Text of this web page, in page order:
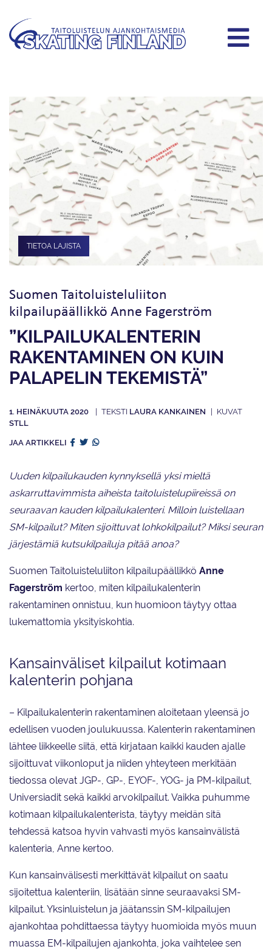
TIETOA LAJISTA
Suomen Taitoluisteluliiton
kilpailupäällikkö Anne Fagerström
”KILPAILUKALENTERIN
RAKENTAMINEN ON KUIN
PALAPELIN TEKEMISTÄ”
1. HEINÄKUUTA 2020
LAURA KANKAINEN
STLL
JAA ARTIKKELI
Uuden kilpailukauden kynnyksellä yksi mieltä
askarruttavimmista aiheista taitoluistelupiireissä on
seuraavan kauden kilpailukalenteri. Milloin luistellaan
SM-kilpailut? Miten sijoittuvat lohkokilpailut? Miksi seuran
järjestämiä kutsukilpailuja pitää anoa?
Suomen Taitoluisteluliiton kilpailupäällikkö Anne
Fagerström kertoo, miten kilpailukalenterin
rakentaminen onnistuu, kun huomioon täytyy ottaa
lukemattomia yksityiskohtia.
Kansainväliset kilpailut kotimaan
kalenterin pohjana
– Kilpailukalenterin rakentaminen aloitetaan yleensä jo
edellisen vuoden joulukuussa. Kalenterin rakentaminen
lähtee liikkeelle siitä, että kirjataan kaikki kauden ajalle
sijoittuvat viikonloput ja niiden yhteyteen merkitään
tiedossa olevat JGP-, GP-, EYOF-, YOG- ja PM-kilpailut,
Universiadit sekä kaikki arvokilpailut. Vaikka puhumme
kotimaan kilpailukalenterista, täytyy meidän sitä
tehdessä katsoa hyvin vahvasti myös kansainvälistä
kalenteria, Anne kertoo.
Kun kansainvälisesti merkittävät kilpailut on saatu
sijoitettua kalenteriin, lisätään sinne seuraavaksi SM-
kilpailut. Yksinluistelun ja jäätanssin SM-kilpailujen
ajankohtaa pohdittaessa täytyy huomioida myös muun
muassa EM-kilpailujen ajankohta, joka vaihtelee sen